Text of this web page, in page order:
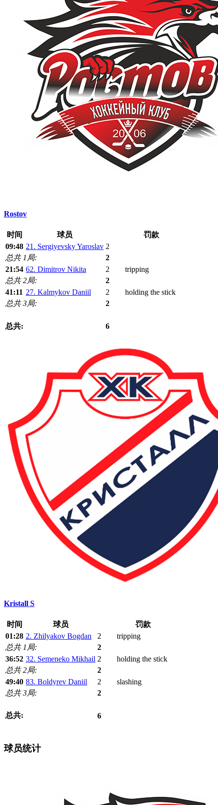
Rostov
时间 球员
罚款
09:48 21. Sergiyevsky Yaroslav 2
总共 1局:
2
21:54 62. Dimitrov Nikita 2
tripping
总共 2局:
2
41:11 27. Kalmykov Daniil 2
holding the stick
总共 3局:
2
总共: 6
Kristall S
时间 球员
罚款
01:28 2. Zhilyakov Bogdan 2
tripping
总共 1局:
2
36:52 32. Semeneko Mikhail 2
holding the stick
总共 2局:
2
49:40 83. Boldyrev Daniil 2
slashing
总共 3局:
2
总共: 6
球员统计